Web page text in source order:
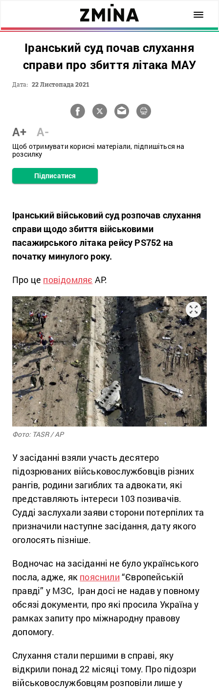
Іранський суд почав слухання
справи про збиття літака МАУ
Дата: 22 Листопада 2021
A+ A-
Щоб отримувати корисні матеріали, підпишіться на
розсилку
Підписатися
Іранський військовий суд розпочав слухання
справи щодо збиття військовими
пасажирського літака рейсу PS752 на
початку минулого року.
Про це повідомляє AP.
Фото: TASR / AP
У засіданні взяли участь десятеро
підозрюваних військовослужбовців різних
рангів, родини загиблих та адвокати, які
представляють інтереси 103 позивачів.
Судді заслухали заяви сторони потерпілих та
призначили наступне засідання, дату якого
оголосять пізніше.
Водночас на засіданні не було українського
посла, адже, як пояснили “Європейській
правді” у МЗС, Іран досі не надав у повному
обсязі документи, про які просила Україна у
рамках запиту про міжнародну правову
допомогу.
Слухання стали першими в справі, яку
відкрили понад 22 місяці тому. Про підозри
військовослужбовцям розповіли лише у